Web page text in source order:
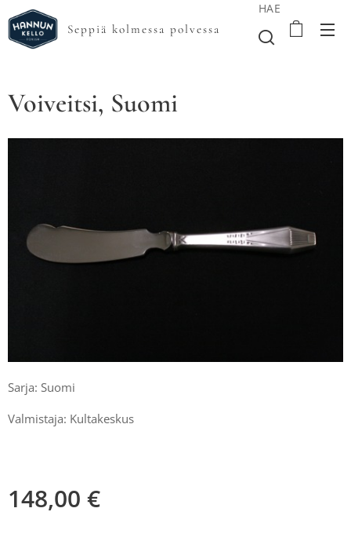
Seppiä kolmessa polvessa
HAE
Voiveitsi, Suomi
Sarja: Suomi
Valmistaja: Kultakeskus
148,00 €